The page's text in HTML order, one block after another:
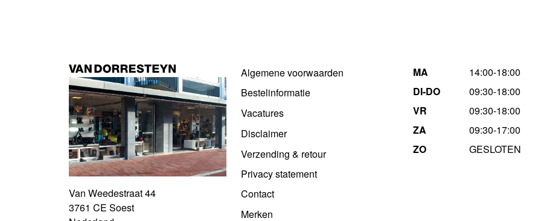
Van Weedestraat 44
3761 CE Soest
Algemene voorwaarden
Bestelinformatie
Vacatures
Disclaimer
Verzending & retour
Privacy statement
Contact
Merken
MA
14:00-18:00
DI-DO
09:30-18:00
VR
09:30-18:00
ZA
09:30-17:00
ZO
GESLOTEN